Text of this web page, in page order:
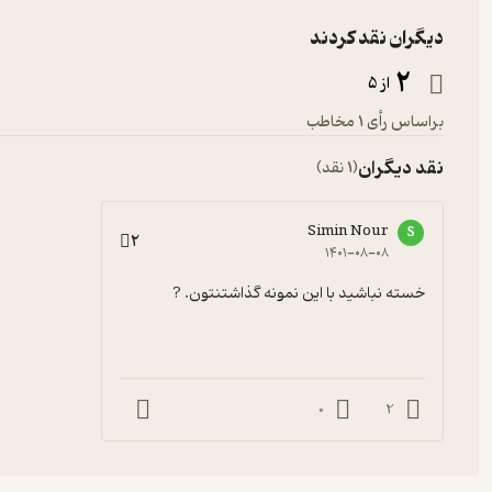
دیگران نقد کردند
2 از 5
براساس رأی 1 مخاطب
نقد دیگران(1 نقد)
S
Simin Nour
۱۴۰۱-۰۸-۰۸ 2
خسته نباشید با این نمونه گذاشتنتون. ?
2
0